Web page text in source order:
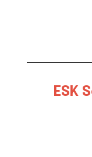
ESK